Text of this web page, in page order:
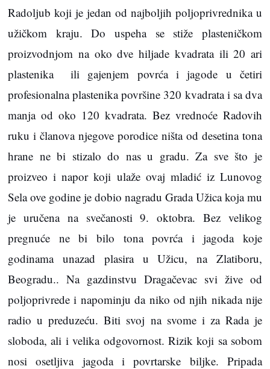
Radoljub koji je jedan od najboljih poljoprivrednika u
užičkom kraju. Do uspeha se stiže plasteničkom
proizvodnjom na oko dve hiljade kvadrata ili 20 ari
plastenika ili gajenjem povrća i jagode u četiri
profesionalna plastenika površine 320 kvadrata i sa dva
manja od oko 120 kvadrata. Bez vrednoće Radovih
ruku i članova njegove porodice ništa od desetina tona
hrane ne bi stizalo do nas u gradu. Za sve što je
proizveo i napor koji ulaže ovaj mladić iz Lunovog
Sela ove godine je dobio nagradu Grada Užica koja mu
je uručena na svečanosti 9. oktobra. Bez velikog
pregnuće ne bi bilo tona povrća i jagoda koje
godinama unazad plasira u Užicu, na Zlatiboru,
Beogradu.. Na gazdinstvu Dragačevac svi žive od
poljoprivrede i napominju da niko od njih nikada nije
radio u preduzeću. Biti svoj na svome i za Rada je
sloboda, ali i velika odgovornost. Rizik koji sa sobom
nosi osetljiva jagoda i povrtarske biljke. Pripada